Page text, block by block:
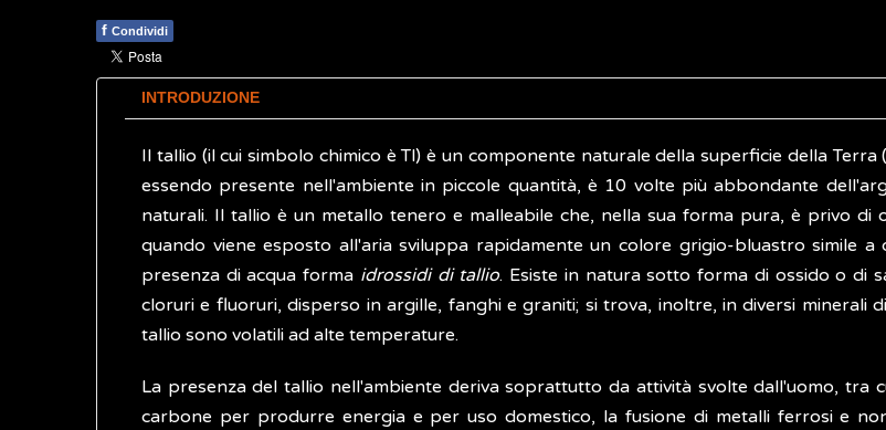
f Condividi
INTRODUZIONE
Il tallio (il cui simbolo chimico è Tl) è un componente naturale della superficie della
essendo presente nell'ambiente in piccole quantità, è 10 volte più abbondante
naturali. Il tallio è un metallo tenero e malleabile che, nella sua forma pura, è privo di
quando viene esposto all'aria sviluppa rapidamente un colore grigio-bluastro simile a
presenza di acqua forma idrossidi di tallio. Esiste in natura sotto forma di ossido o di
cloruri e fluoruri, disperso in argille, fanghi e graniti; si trova, inoltre, in diversi minerali
tallio sono volatili ad alte temperature.
La presenza del tallio nell'ambiente deriva soprattutto da attività svolte dall'uomo, tra
carbone per produrre energia e per uso domestico, la fusione di metalli ferrosi e